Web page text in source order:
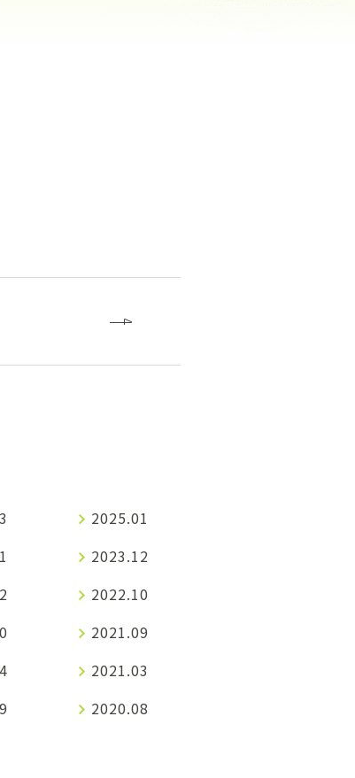
2025.01
2023.12
2022.10
2021.09
2021.03
2020.08